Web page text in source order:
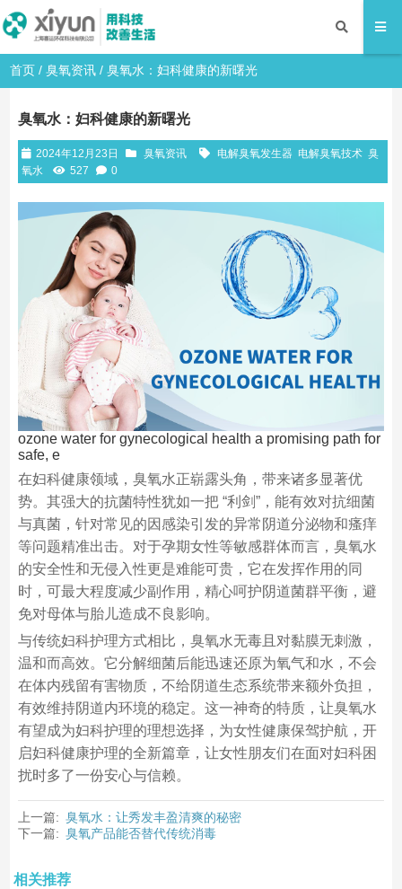
首页 /臭氧资讯 / 臭氧水：妇科健康的新曙光
臭氧水：妇科健康的新曙光
2024年12月23日 臭氧资讯 电解臭氧发生器 电解臭氧技术 臭
氧水
527 0
ozone water for gynecological health a promising path for
safe, e
在妇科健康领域，臭氧水正崭露头角，带来诸多显著优
势。其强大的抗菌特性犹如一把 “利剑”，能有效对抗细菌
与真菌，针对常见的因感染引发的异常阴道分泌物和瘙痒
等问题精准出击。对于孕期女性等敏感群体而言，臭氧水
的安全性和无侵入性更是难能可贵，它在发挥作用的同
时，可最大程度减少副作用，精心呵护阴道菌群平衡，避
免对母体与胎儿造成不良影响。
与传统妇科护理方式相比，臭氧水无毒且对黏膜无刺激，
温和而高效。它分解细菌后能迅速还原为氧气和水，不会
在体内残留有害物质，不给阴道生态系统带来额外负担，
有效维持阴道内环境的稳定。这一神奇的特质，让臭氧水
有望成为妇科护理的理想选择，为女性健康保驾护航，开
启妇科健康护理的全新篇章，让女性朋友们在面对妇科困
扰时多了一份安心与信赖。
上一篇: 臭氧水：让秀发丰盈清爽的秘密
下一篇: 臭氧产品能否替代传统消毒
相关推荐